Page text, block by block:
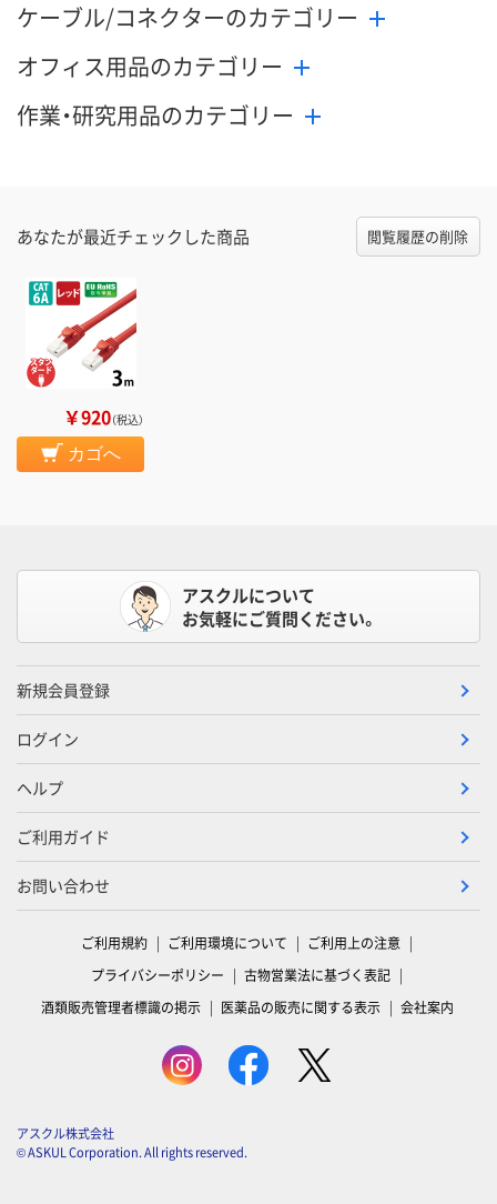
ケーブル/コネクターのカテゴリー
オフィス用品のカテゴリー
作業・研究用品のカテゴリー
あなたが最近チェックした商品 閲覧履歴の削除
￥920（税込）
カゴへ
アスクルについて
お気軽にご質問ください。
新規会員登録
ログイン
ヘルプ
ご利用ガイド
お問い合わせ
ご利用規約 ご利用環境について
ご利用上の注意
プライバシーポリシー
古物営業法に基づく表記
酒類販売管理者標識の掲示
医薬品の販売に関する表示 会社案内
アスクル株式会社
© ASKUL Corporation. All rights reserved.